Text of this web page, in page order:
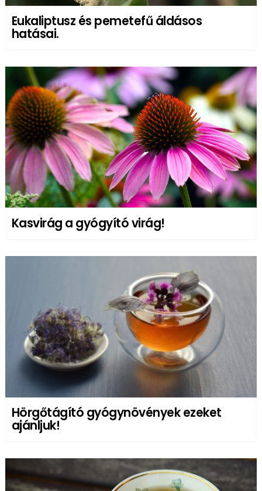
Eukaliptusz és pemetefű áldásos
hatásai.
Kasvirág a gyógyító virág!
Hörgőtágító gyógynövények ezeket
ajánljuk!